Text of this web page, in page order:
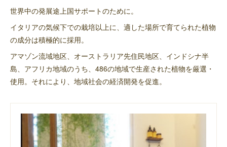
世界中の発展途上国サポートのために。
イタリアの気候下での栽培以上に、適した場所で育てられた植物
の成分は積極的に採用。
アマゾン流域地区、オーストラリア先住民地区、インドシナ半
島、アフリカ地域のうち、486の地域で生産された植物を厳選・
使用。それにより、地域社会の経済開発を促進。